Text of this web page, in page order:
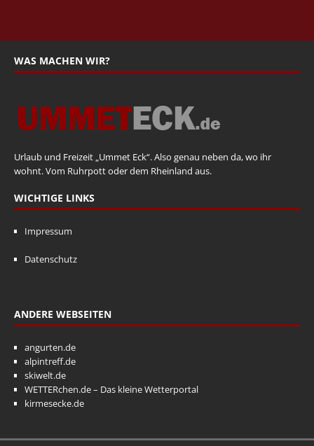
WAS MACHEN WIR?
Urlaub und Freizeit „Ummet Eck“. Also genau neben da, wo ihr
wohnt. Vom Ruhrpott oder dem Rheinland aus.
WICHTIGE LINKS
Impressum
Datenschutz
ANDERE WEBSEITEN
angurten.de
alpintreff.de
skiwelt.de
WETTERchen.de – Das kleine Wetterportal
kirmesecke.de